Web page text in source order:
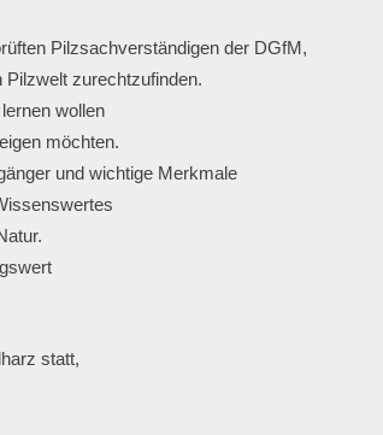
Pilzsachverständigen der DGfM,
Pilzwelt zurechtzufinden.
wollen
möchten.
und wichtige Merkmale
statt,